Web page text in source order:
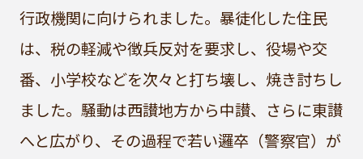
行政機関に向けられました。暴徒化した住民
は、税の軽減や徴兵反対を要求し、役場や交
番、小学校などを次々と打ち壊し、焼き討ちし
ました。騒動は西讃地方から中讃、さらに東讃
へと広がり、その過程で若い邏卒（警察官）が